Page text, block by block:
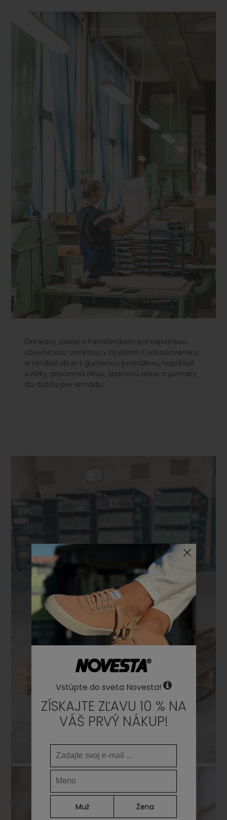
Ústredný závod v Partizánskom bol najväčšou
obuvníckou továrňou v bývalom Československu
a vyrábal obuv s gumenou podrážkou, napríklad
cvičky, pracovnú obuv, športovú obuv a gumáky
do dažďa pre armádu.
Vstúpte do sveta Novesta!
ZÍSKAJTE ZĽAVU 10 % NA
VÁŠ PRVÝ NÁKUP!
Muž Žena